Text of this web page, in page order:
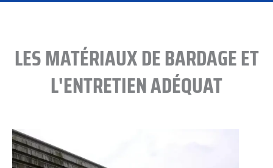
LES MATÉRIAUX DE BARDAGE ET
L'ENTRETIEN ADÉQUAT